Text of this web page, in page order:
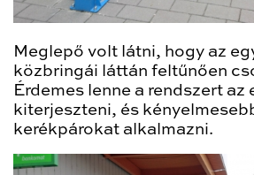
Meglepő volt látni, hogy az
közbringái láttán feltűnően
Érdemes lenne a rendszert az
kiterjeszteni, és
kerékpárokat alkalmazni.